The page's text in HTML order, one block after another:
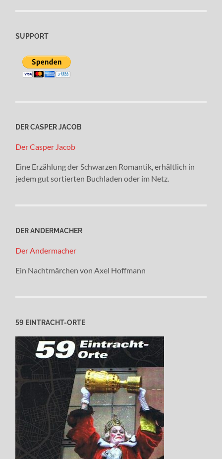
SUPPORT
DER CASPER JACOB
Der Casper Jacob
Eine Erzählung der Schwarzen Romantik, erhältlich in
jedem gut sortierten Buchladen oder im Netz.
DER ANDERMACHER
Der Andermacher
Ein Nachtmärchen von Axel Hoffmann
59 EINTRACHT-ORTE